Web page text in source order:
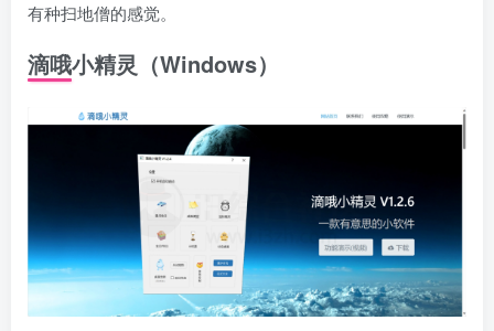
有种扫地僧的感觉。
滴哦小精灵（Windows）